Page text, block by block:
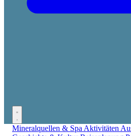
Mineralquellen & Spa Aktivitäten